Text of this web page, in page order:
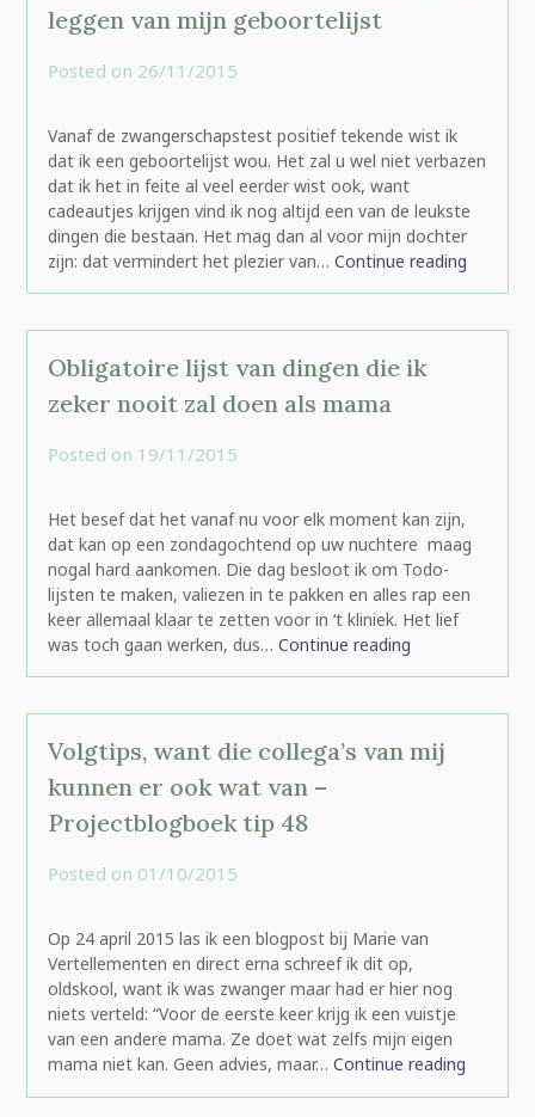
leggen van mijn geboortelijst
Posted on 26/11/2015
Vanaf de zwangerschapstest positief tekende wist ik
dat ik een geboortelijst wou. Het zal u wel niet verbazen
dat ik het in feite al veel eerder wist ook, want
cadeautjes krijgen vind ik nog altijd een van de leukste
dingen die bestaan. Het mag dan al voor mijn dochter
zijn: dat vermindert het plezier van… Continue reading
Obligatoire lijst van dingen die ik
zeker nooit zal doen als mama
Posted on 19/11/2015
Het besef dat het vanaf nu voor elk moment kan zijn,
dat kan op een zondagochtend op uw nuchtere maag
nogal hard aankomen. Die dag besloot ik om Todo-
lijsten te maken, valiezen in te pakken en alles rap een
keer allemaal klaar te zetten voor in ‘t kliniek. Het lief
was toch gaan werken, dus… Continue reading
Volgtips, want die collega’s van mij
kunnen er ook wat van –
Projectblogboek tip 48
Posted on 01/10/2015
Op 24 april 2015 las ik een blogpost bij Marie van
Vertellementen en direct erna schreef ik dit op,
oldskool, want ik was zwanger maar had er hier nog
niets verteld: “Voor de eerste keer krijg ik een vuistje
van een andere mama. Ze doet wat zelfs mijn eigen
mama niet kan. Geen advies, maar… Continue reading